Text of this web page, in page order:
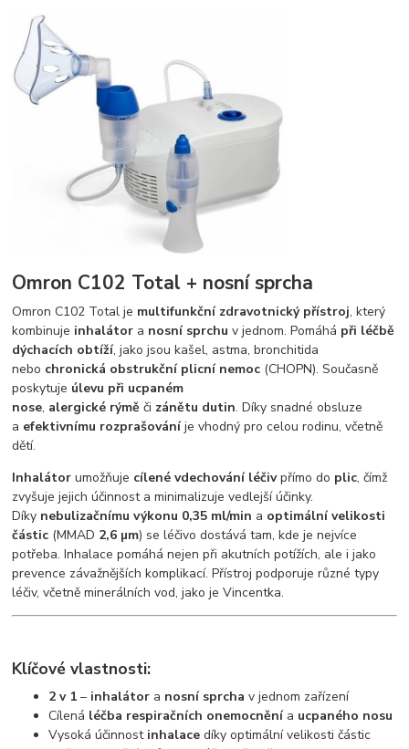
Omron C102 Total + nosní sprcha
Omron C102 Total je multifunkční zdravotnický přístroj, který
kombinuje inhalátor a nosní sprchu v jednom. Pomáhá při léčbě
dýchacích obtíží, jako jsou kašel, astma, bronchitida
nebo chronická obstrukční plicní nemoc (CHOPN). Současně
poskytuje úlevu při ucpaném
nose, alergické rýmě či zánětu dutin. Díky snadné obsluze
a efektivnímu rozprašováníje vhodný pro celou rodinu, včetně
dětí.
Inhalátor umožňuje cílené vdechování léčivpřímo do plic, čímž
zvyšuje jejich účinnost a minimalizuje vedlejší účinky.
Díky nebulizačnímu výkonu 0,35 ml/min a optimální velikosti
částic (MMAD 2,6 µm) se léčivo dostává tam, kde je nejvíce
potřeba. Inhalace pomáhá nejen při akutních potížích, ale i jako
prevence závažnějších komplikací. Přístroj podporuje různé typy
léčiv, včetně minerálních vod, jako je Vincentka.
Klíčové vlastnosti:
2 v 1 – inhalátor a nosní sprcha v jednom zařízení
Cílená léčba respiračních onemocněnía ucpaného nosu
Vysoká účinnost inhalace díky optimální velikosti částic